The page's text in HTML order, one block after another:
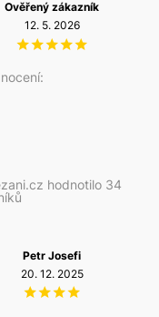
Ověřený zákazník
12. 5. 2026
hodnotilo 34
Petr Josefi
20. 12. 2025